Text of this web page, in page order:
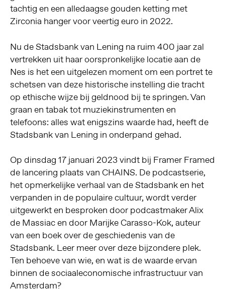
tachtig en een alledaagse gouden ketting met
Zirconia hanger voor veertig euro in 2022.
Nu de Stadsbank van Lening na ruim 400 jaar zal
vertrekken uit haar oorspronkelijke locatie aan de
Nes is het een uitgelezen moment om een portret te
schetsen van deze historische instelling die tracht
op ethische wijze bij geldnood bij te springen. Van
graan en tabak tot muziekinstrumenten en
telefoons: alles wat enigszins waarde had, heeft de
Stadsbank van Lening in onderpand gehad.
Op dinsdag 17 januari 2023 vindt bij Framer Framed
de lancering plaats van CHAINS. De podcastserie,
het opmerkelijke verhaal van de Stadsbank en het
verpanden in de populaire cultuur, wordt verder
uitgewerkt en besproken door podcastmaker Alix
de Massiac en door Marijke Carasso-Kok, auteur
van een boek over de geschiedenis van de
Stadsbank. Leer meer over deze bijzondere plek.
Ten behoeve van wie, en wat is de waarde ervan
binnen de sociaaleconomische infrastructuur van
Amsterdam?